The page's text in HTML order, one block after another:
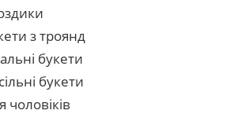
з троянд
букети
букети
чоловіків